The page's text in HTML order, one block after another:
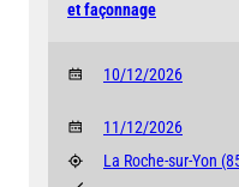
et façonnage
10/12/2026
11/12/2026
La Roche-sur-Yon